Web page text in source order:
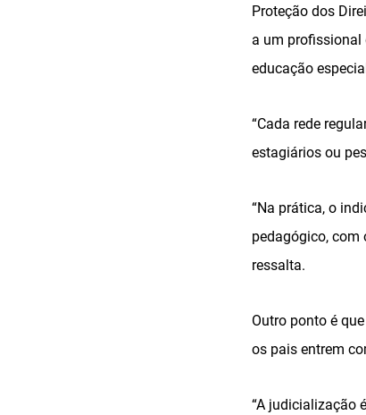
Proteção dos
a um profissional
educação
“Cada rede
estagiários ou
“Na prática, o
pedagógico, com
ressalta.
Outro ponto é
os pais entrem
“A judicialização